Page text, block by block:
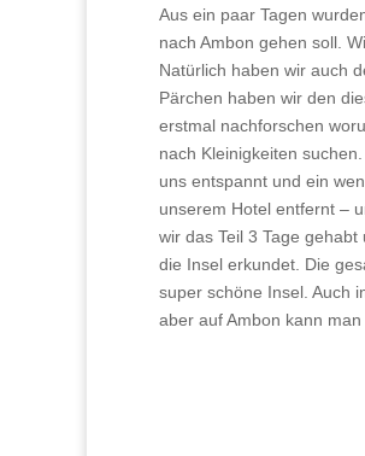
Aus ein paar Tagen
nach Ambon gehen soll.
Natürlich haben wir auch
Pärchen haben wir den
erstmal nachforschen
nach Kleinigkeiten
uns entspannt und ein
unserem Hotel entfernt –
wir das Teil 3 Tage
die Insel erkundet. Die
super schöne Insel. Auch
aber auf Ambon kann